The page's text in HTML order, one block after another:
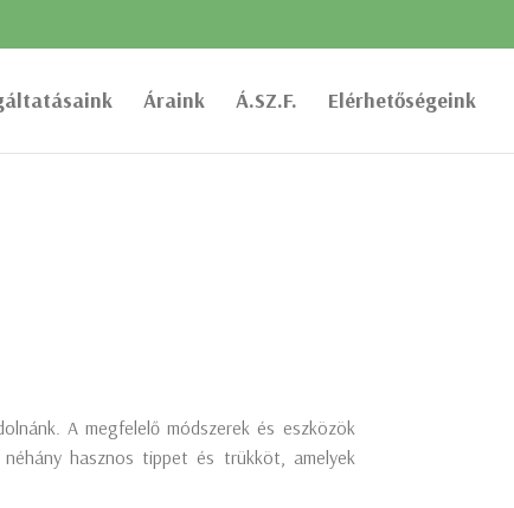
Áraink Á.SZ.F. Elérhetőségeink
A megfelelő módszerek és eszközök
hasznos tippet és trükköt, amelyek